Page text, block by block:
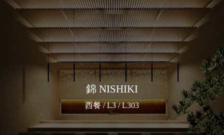
錦 NISHIKI
西餐 / L3 / L303